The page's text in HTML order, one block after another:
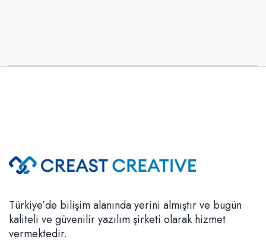
Türkiye’de bilişim alanında yerini almıştır ve bugün
kaliteli ve güvenilir yazılım şirketi olarak hizmet
vermektedir.